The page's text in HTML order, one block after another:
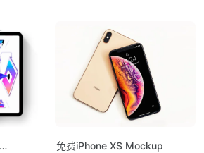
免费iPhone XS Mockup